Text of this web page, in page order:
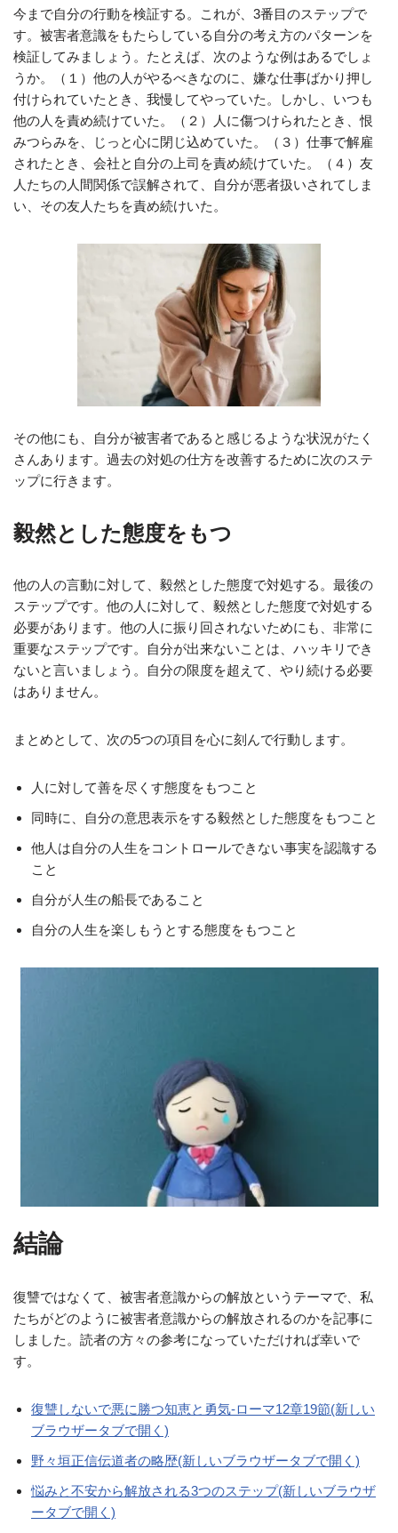
今まで自分の行動を検証する。これが、3番目のステップで
す。被害者意識をもたらしている自分の考え方のパターンを
検証してみましょう。たとえば、次のような例はあるでしょ
うか。（１）他の人がやるべきなのに、嫌な仕事ばかり押し
付けられていたとき、我慢してやっていた。しかし、いつも
他の人を責め続けていた。（２）人に傷つけられたとき、恨
みつらみを、じっと心に閉じ込めていた。（３）仕事で解雇
されたとき、会社と自分の上司を責め続けていた。（４）友
人たちの人間関係で誤解されて、自分が悪者扱いされてしま
い、その友人たちを責め続けいた。
その他にも、自分が被害者であると感じるような状況がたく
さんあります。過去の対処の仕方を改善するために次のステ
ップに行きます。
毅然とした態度をもつ
他の人の言動に対して、毅然とした態度で対処する。最後の
ステップです。他の人に対して、毅然とした態度で対処する
必要があります。他の人に振り回されないためにも、非常に
重要なステップです。自分が出来ないことは、ハッキリでき
ないと言いましょう。自分の限度を超えて、やり続ける必要
はありません。
まとめとして、次の5つの項目を心に刻んで行動します。
人に対して善を尽くす態度をもつこと
同時に、自分の意思表示をする毅然とした態度をもつこと
他人は自分の人生をコントロールできない事実を認識する
こと
自分が人生の船長であること
自分の人生を楽しもうとする態度をもつこと
結論
復讐ではなくて、被害者意識からの解放というテーマで、私
たちがどのように被害者意識からの解放されるのかを記事に
しました。読者の方々の参考になっていただければ幸いで
す。
復讐しないで悪に勝つ知恵と勇気-ローマ12章19節(新しい
ブラウザータブで開く)
野々垣正信伝道者の略歴(新しいブラウザータブで開く)
悩みと不安から解放される3つのステップ(新しいブラウザ
ータブで開く)